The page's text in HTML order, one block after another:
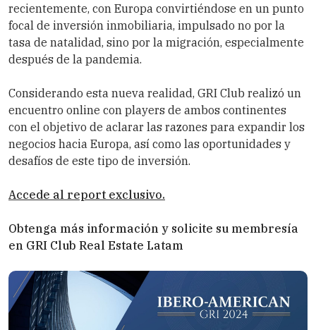
recientemente, con Europa convirtiéndose en un punto
focal de inversión inmobiliaria, impulsado no por la
tasa de natalidad, sino por la migración, especialmente
después de la pandemia.
Considerando esta nueva realidad, GRI Club realizó un
encuentro online con players de ambos continentes
con el objetivo de aclarar las razones para expandir los
negocios hacia Europa, así como las oportunidades y
desafíos de este tipo de inversión.
Accede al report exclusivo.
Obtenga más información y solicite su membresía
en GRI Club Real Estate Latam